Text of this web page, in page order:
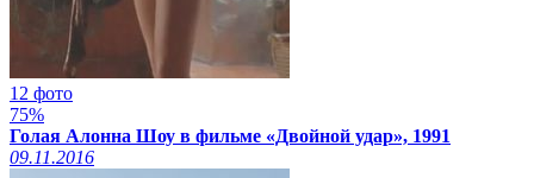
12 фото
75%
Голая Алонна Шоу в фильме «Двойной удар», 1991
09.11.2016